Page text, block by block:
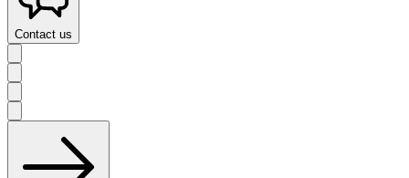
Contact us